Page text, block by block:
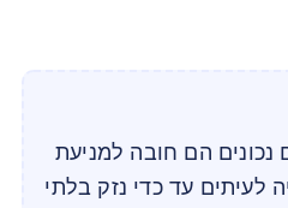
נכונים הם חובה למניעת
לעיתים עד כדי נזק בלתי